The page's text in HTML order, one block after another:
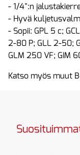
- 1/4":n
- Hyvä
- Sopii: GPL 5 c;
2-80 P; GLL 2-50;
GLM 250 VF; GIM
Katso myös muut